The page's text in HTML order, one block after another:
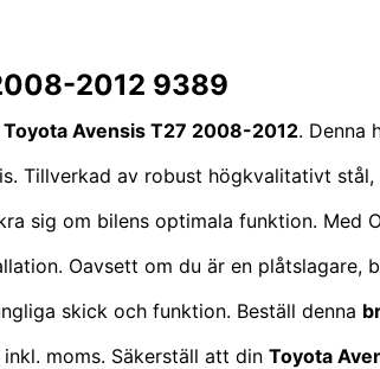
2012 9389
Toyota Avensis T27 2008-2012. Denna
Tillverkad av robust högkvalitativt
sig om bilens optimala funktion. Med
Oavsett om du är en plåtslagare,
skick och funktion. Beställ denna
moms. Säkerställ att din Toyota